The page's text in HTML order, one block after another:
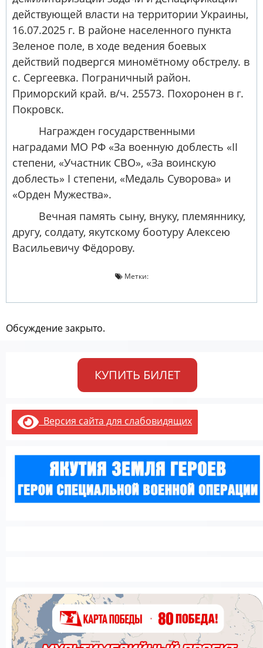
действующей власти на территории Украины,
16.07.2025 г. В районе населенного пункта
Зеленое поле, в ходе ведения боевых
действий подвергся миномётному обстрелу. в
с. Сергеевка. Пограничный район.
Приморский край. в/ч. 25573. Похоронен в г.
Покровск.
Награжден государственными
наградами МО РФ «За военную доблесть «II
степени, «Участник СВО», «За воинскую
доблесть» I степени, «Медаль Суворова» и
«Орден Мужества».
Вечная память сыну, внуку, племяннику,
другу, солдату, якутскому боотуру Алексею
Васильевичу Фёдорову.
Метки:
Обсуждение закрыто.
КУПИТЬ БИЛЕТ
Версия сайта для слабовидящих